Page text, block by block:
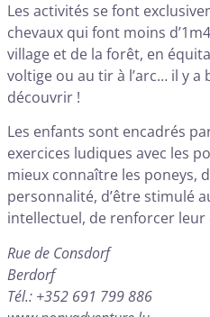
Les activités se font
chevaux qui font moins
village et de la forêt, en
voltige ou au tir à l’arc… il y a
découvrir !
Les enfants sont encadrés
exercices ludiques avec les
mieux connaître les poneys,
personnalité, d’être stimulé
intellectuel, de renforcer leur
Rue de Consdorf
Berdorf
Tél.: +352 691 799 886